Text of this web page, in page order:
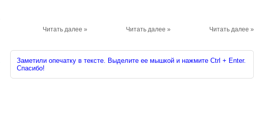
Читать далее » Читать далее » Читать далее »
Заметили опечатку в тексте. Выделите ее мышкой и нажмите Ctrl + Enter.
Спасибо!